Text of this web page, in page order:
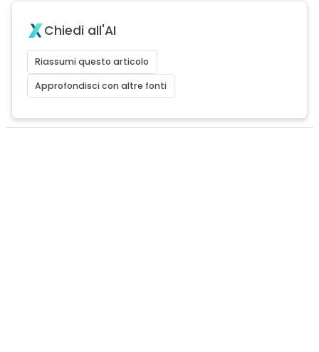
Chiedi all'AI
Riassumi questo articolo
Approfondisci con altre fonti